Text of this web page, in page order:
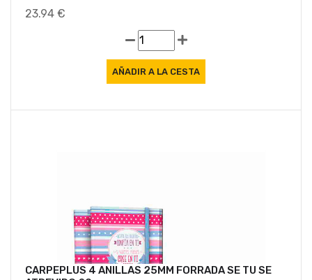
23.94 €
CARPEPLUS 4 ANILLAS 25MM FORRADA SE TU SE